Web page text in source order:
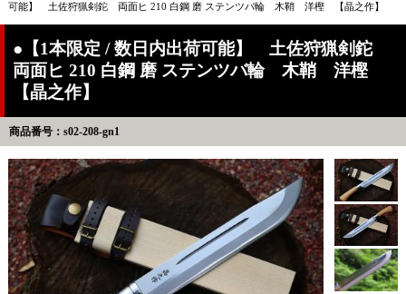
可能】 土佐狩猟剣鉈 両面ヒ 210 白鋼 磨 ステンツバ輪 木鞘 洋樫 【晶之作】
●【1本限定 / 数日内出荷可能】 土佐狩猟剣鉈
両面ヒ 210 白鋼 磨 ステンツバ輪 木鞘 洋樫
【晶之作】
商品番号：s02-208-gn1